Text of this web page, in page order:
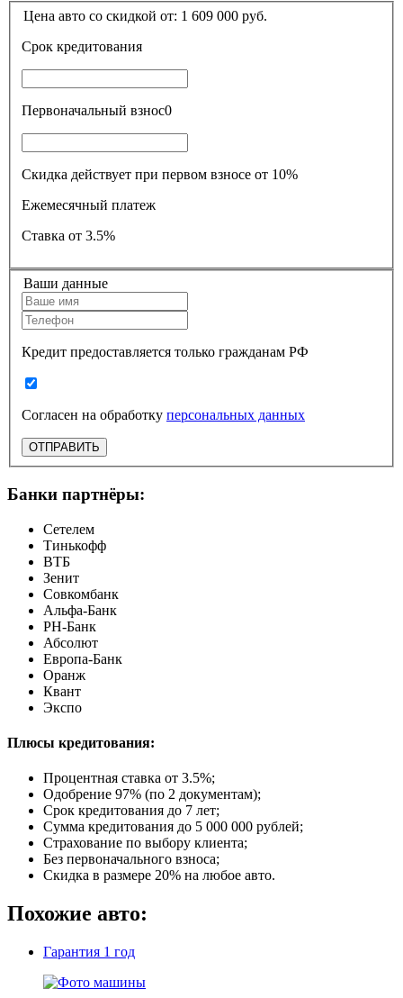
Цена авто со скидкой от: 1 609 000 руб.
Срок кредитования
Первоначальный взнос0
Скидка действует при первом взносе от 10%
Ежемесячный платеж
Ставка от 3.5%
Ваши данные
Кредит предоставляется только гражданам РФ
Согласен на обработку персональных данных
ОТПРАВИТЬ
Банки партнёры:
Сетелем
Тинькофф
ВТБ
Зенит
Совкомбанк
Альфа-Банк
РН-Банк
Абсолют
Европа-Банк
Оранж
Квант
Экспо
Плюсы кредитования:
Процентная ставка от 3.5%;
Одобрение 97% (по 2 документам);
Срок кредитования до 7 лет;
Сумма кредитования до 5 000 000 рублей;
Страхование по выбору клиента;
Без первоначального взноса;
Скидка в размере 20% на любое авто.
Похожие авто:
Гарантия 1 год